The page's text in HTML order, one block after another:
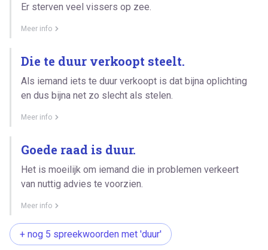
Er sterven veel vissers op zee.
Meer info
Die te duur verkoopt steelt.
Als iemand iets te duur verkoopt is dat bijna oplichting
en dus bijna net zo slecht als stelen.
Meer info
Goede raad is duur.
Het is moeilijk om iemand die in problemen verkeert
van nuttig advies te voorzien.
Meer info
+ nog 5 spreekwoorden met 'duur'